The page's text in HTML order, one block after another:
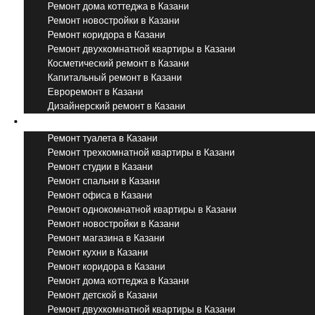
Ремонт дома коттеджа в Казани
Ремонт новостройки в Казани
Ремонт коридора в Казани
Ремонт двухкомнатной квартиры в Казани
Косметический ремонт в Казани
Капитальный ремонт в Казани
Евроремонт в Казани
Дизайнерский ремонт в Казани
Ремонт туалета в Казани
Ремонт трехкомнатной квартиры в Казани
Ремонт студии в Казани
Ремонт спальни в Казани
Ремонт офиса в Казани
Ремонт однокомнатной квартиры в Казани
Ремонт новостройки в Казани
Ремонт магазина в Казани
Ремонт кухни в Казани
Ремонт коридора в Казани
Ремонт дома коттеджа в Казани
Ремонт детской в Казани
Ремонт двухкомнатной квартиры в Казани